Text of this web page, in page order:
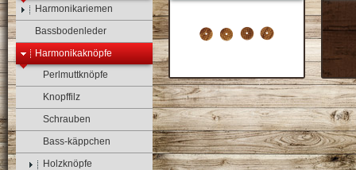
Harmonikariemen
Bassbodenleder
Harmonikaknöpfe
Perlmuttknöpfe
Knopffilz
Schrauben
Bass-käppchen
Holzknöpfe